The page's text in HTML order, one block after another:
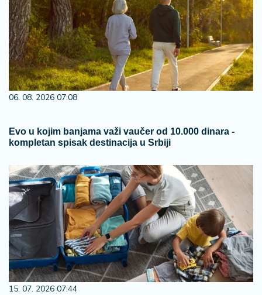
06. 08. 2026 07:08
Evo u kojim banjama važi vaučer od 10.000 dinara -
kompletan spisak destinacija u Srbiji
15. 07. 2026 07:44